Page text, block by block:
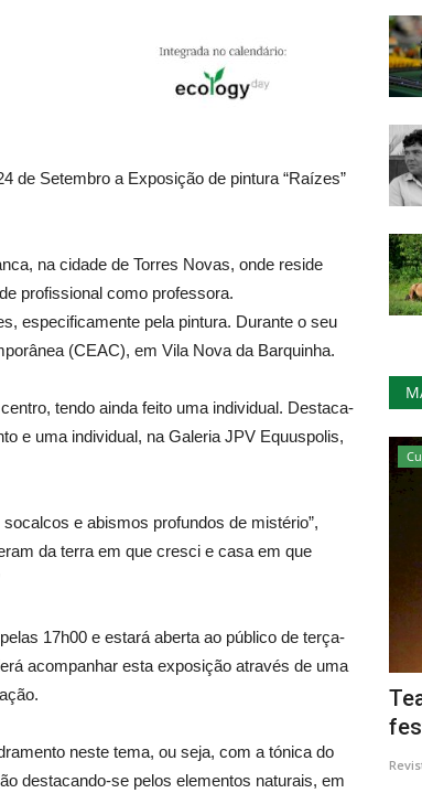
de Setembro a Exposição de pintura “Raízes”
na cidade de Torres Novas, onde reside
profissional como professora.
especificamente pela pintura. Durante o seu
(CEAC), em Vila Nova da Barquinha.
tendo ainda feito uma individual. Destaca-
e uma individual, na Galeria JPV Equuspolis,
e abismos profundos de mistério”,
da terra em que cresci e casa em que
17h00 e estará aberta ao público de terça-
acompanhar esta exposição através de uma
neste tema, ou seja, com a tónica do
destacando-se pelos elementos naturais, em
Natal dos Oceanos cumpre
Dez 22, 2022 3203